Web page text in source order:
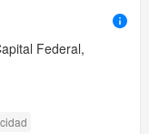
Federal,